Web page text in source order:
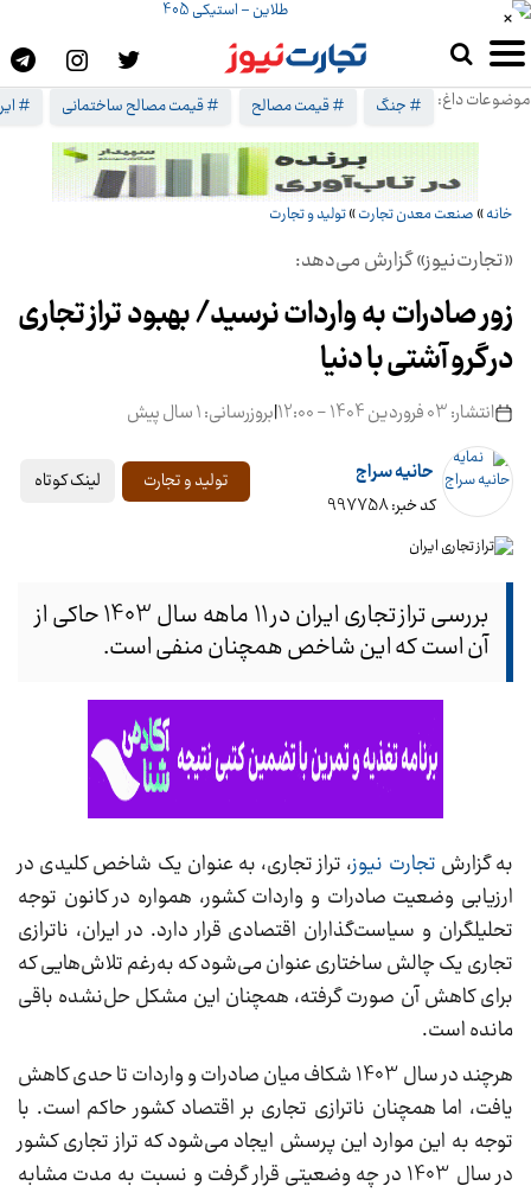
موضوعات داغ: # جنگ # قیمت مصالح # قیمت مصالح ساختمانی #
×
خانه» صنعت معدن تجارت»تولید و تجارت
«تجارت‌نیوز» گزارش می‌دهد:
زور صادرات به واردات نرسید/ بهبود تراز تجاری
در گرو آشتی با دنیا
انتشار: 03 فروردین 1404 - 12:00 |بروزرسانی: 1 سال پیش
حانیه سراج
کد خبر: 997758
تولید و تجارت لینک کوتاه
بررسی تراز تجاری ایران در 11 ماهه سال 1403 حاکی از
آن است که این شاخص همچنان منفی است.
به گزارش تجارت نیوز، تراز تجاری، به‌ عنوان یک شاخص کلیدی در
ارزیابی وضعیت صادرات و واردات کشور، همواره در کانون توجه
تحلیلگران و سیاست‌گذاران اقتصادی قرار دارد. در ایران، ناترازی
تجاری یک چالش ساختاری عنوان می‌شود که به‌رغم تلاش‌هایی که
برای کاهش آن صورت گرفته، همچنان این مشکل حل‌نشده باقی‌
مانده است.
هرچند در سال 1403 شکاف میان صادرات و واردات تا حدی کاهش
یافت، اما همچنان ناترازی تجاری بر اقتصاد کشور حاکم است. با
توجه به این موارد این پرسش ایجاد می‌شود که تراز تجاری کشور
در سال 1403 در چه وضعیتی قرار گرفت و نسبت به مدت مشابه